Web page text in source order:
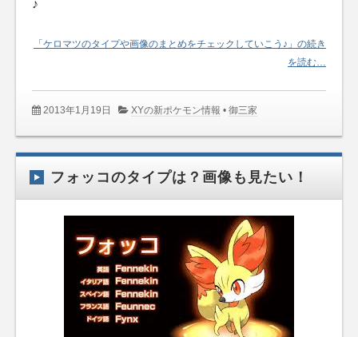
♪
「ケロマツのタイプや画像のまとめをチェックしていこう♪」の続き
を読む…
2013年1月19日 XYの新ポケモン情報 •御三家
フォッコのタイプは？画像も見たい！